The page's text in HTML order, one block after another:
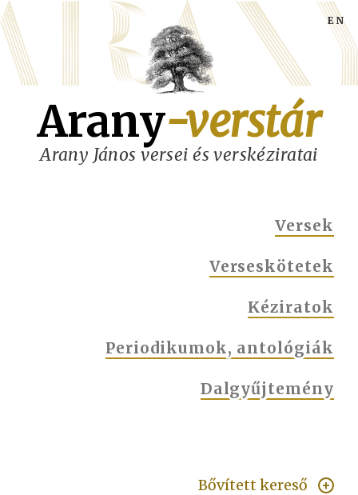
Ugrás
a
tartalomra
Arany-verstár
Arany János versei és verskéziratai
Versek
Verseskötetek
Kéziratok
Periodikumok, antológiák
Dalgyűjtemény
Bővített kereső